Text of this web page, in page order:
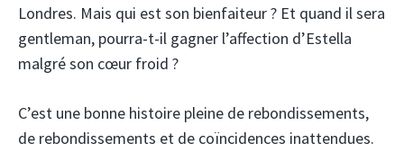
Londres. Mais qui est son bienfaiteur ? Et quand il sera
gentleman, pourra-t-il gagner l’affection d’Estella
malgré son cœur froid ?
C’est une bonne histoire pleine de rebondissements,
de rebondissements et de coïncidences inattendues.